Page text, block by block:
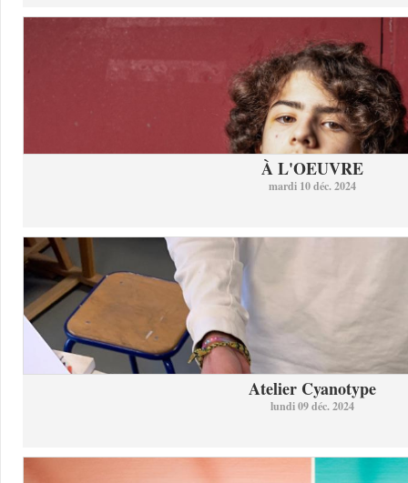
À L'OEUVRE
mardi 10 déc. 2024
Atelier Cyanotype
lundi 09 déc. 2024